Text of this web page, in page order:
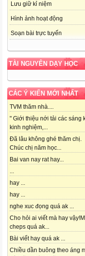
Lưu giữ kỉ niệm
Hình ảnh hoạt động
Soạn bài trực tuyến
TÀI NGUYÊN DẠY HỌC
CÁC Ý KIẾN MỚI NHẤT
TVM thăm nhà....
" Giới thiệu nới tải các sáng
kinh nghiệm,...
Đã lâu không ghé thăm chị.
Chúc chị năm học...
Bai van nay rat hay...
...
hay ...
hay ...
nghe xuc đọng quá ak ...
Cho hỏi ai viết mà hay
cheps quá ak...
Bài viết hay quá ak ...
Chiều dần buông theo áng